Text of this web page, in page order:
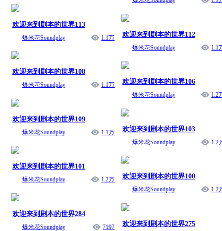
欢迎来到剧本的世界113
爆米花Soundplay 1.1万
欢迎来到剧本的世界108
爆米花Soundplay 1.1万
欢迎来到剧本的世界109
爆米花Soundplay 1.1万
欢迎来到剧本的世界101
爆米花Soundplay 1.2万
欢迎来到剧本的世界284
爆米花Soundplay 7197
欢迎来到剧本的世界112
爆米花Soundplay 1.1
欢迎来到剧本的世界106
爆米花Soundplay 1.2
欢迎来到剧本的世界103
爆米花Soundplay 1.2
欢迎来到剧本的世界100
爆米花Soundplay 1.2
欢迎来到剧本的世界275